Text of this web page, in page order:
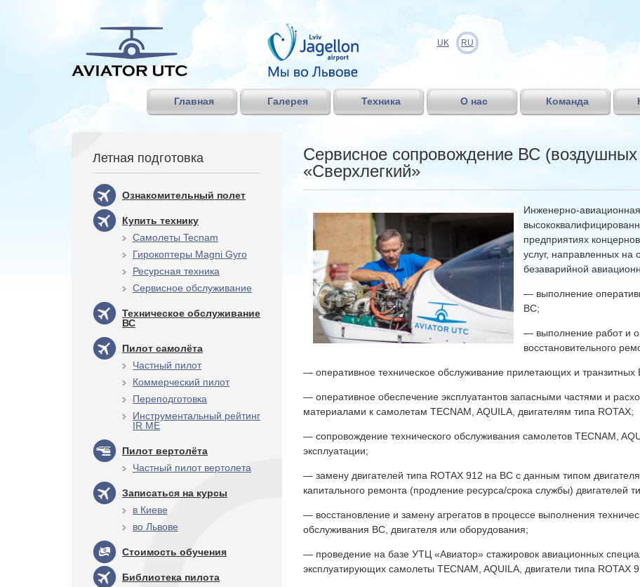
UK RU
Главная Галерея Техника О нас Команда
Сервисное сопровождение ВС (воздушных
«Сверхлегкий»
Инженерно-
предприятиях
услуг, направленных на
безаварийной
— выполнение
ВС;
— выполнение работ и
восстановительного
— оперативное техническое обслуживание прилетающих и транзитных
— оперативное обеспечение эксплуатантов запасными частями и
материалами к самолетам TECNAM, AQUILA, двигателям типа ROTAX;
— сопровождение технического обслуживания самолетов TECNAM,
эксплуатации;
— замену двигателей типа ROTAX 912 на ВС с данным типом
капитального ремонта (продление ресурса/срока службы) двигателей
— восстановление и замену агрегатов в процессе выполнения
обслуживания ВС, двигателя или оборудования;
— проведение на базе УТЦ «Авиатор» стажировок авиационных
эксплуатирующих самолеты TECNAM, AQUILA, двигатели типа ROTAX
Летная подготовка
Ознакомительный полет
Купить технику
Самолеты Tecnam
Гирокоптеры Magni Gyro
Ресурсная техника
Сервисное обслуживание
Техническое обслуживание
ВС
Пилот самолёта
Частный пилот
Коммерческий пилот
Переподготовка
Инструментальный рейтинг
IR ME
Пилот вертолёта
Частный пилот вертолета
Записаться на курсы
в Киеве
во Львове
Стоимость обучения
Библиотека пилота